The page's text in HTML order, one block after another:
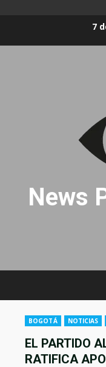
7
News
BOGOTÁ NOTICIAS
EL PARTIDO
RATIFICA